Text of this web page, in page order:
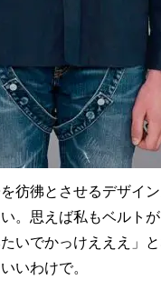
彷彿とさせるデザイ
。思えば私もベルト
いでかっけえええ」
いわけで。